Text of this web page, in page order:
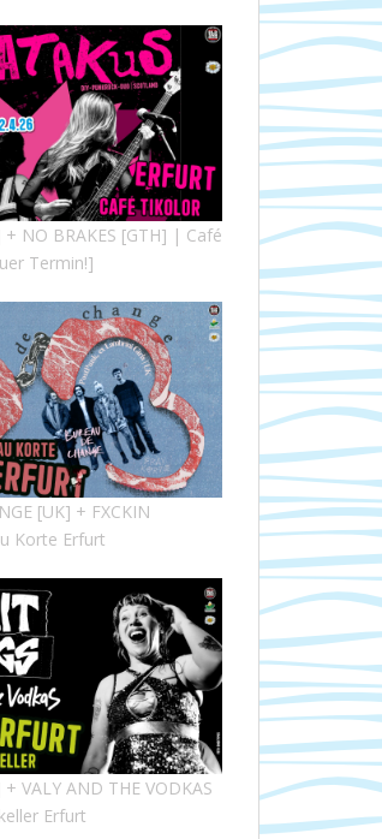
+ NO BRAKES [GTH] | Café
Termin!]
[UK] + FXCKIN
Korte Erfurt
VALY AND THE VODKAS
Erfurt